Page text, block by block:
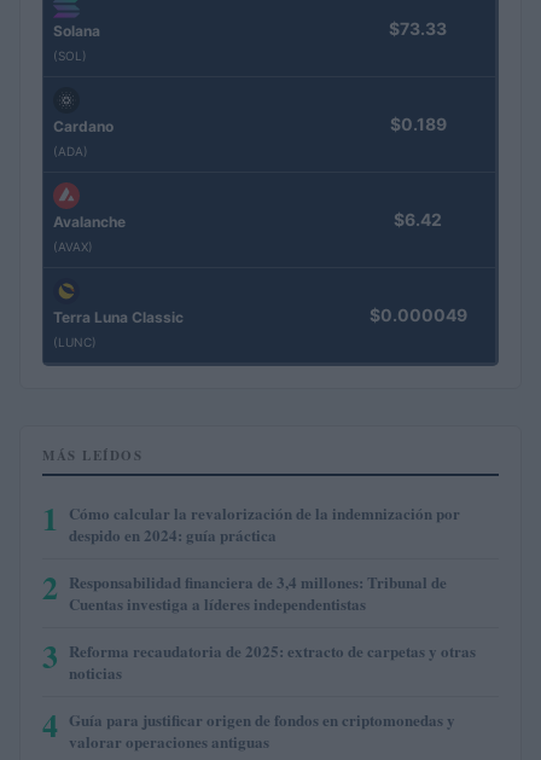
Solana
(SOL)
$73.33
Cardano
(ADA)
$0.189
Avalanche
(AVAX)
$6.42
Terra Luna Classic
(LUNC)
$0.000049
MÁS LEÍDOS
1
Cómo calcular la revalorización de la indemnización por
despido en 2024: guía práctica
2 Responsabilidad financiera de 3,4 millones: Tribunal de
Cuentas investiga a líderes independentistas
3 Reforma recaudatoria de 2025: extracto de carpetas y otras
noticias
4 Guía para justificar origen de fondos en criptomonedas y
valorar operaciones antiguas